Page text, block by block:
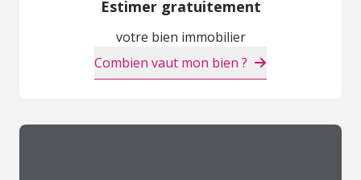
Estimer gratuitement
votre bien immobilier
Combien vaut mon bien ?